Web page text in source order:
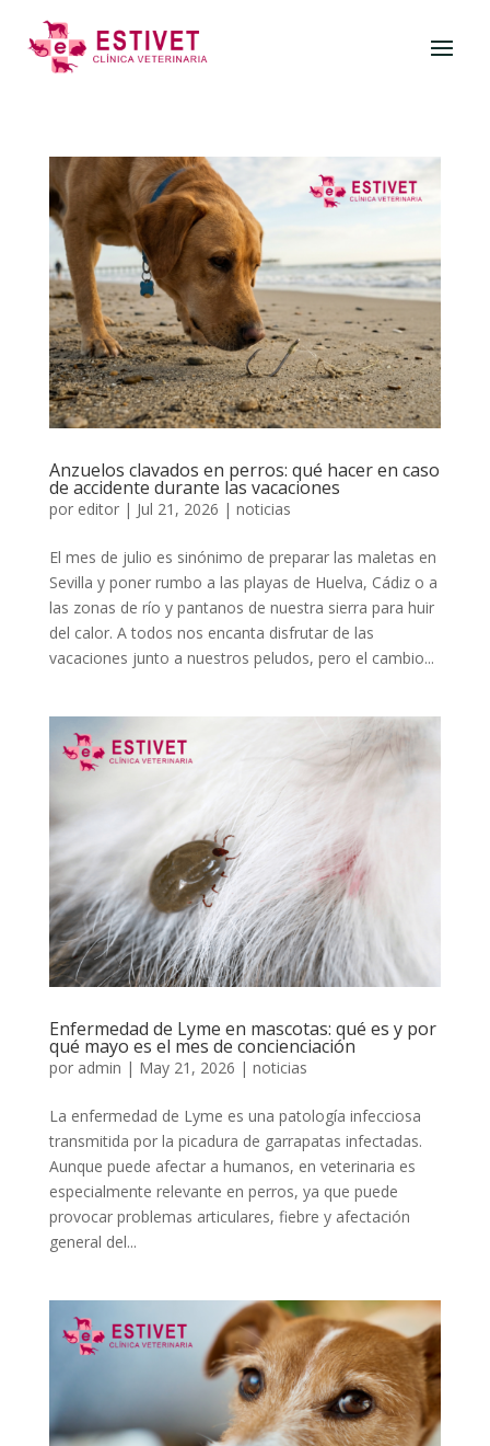
Anzuelos clavados en perros: qué hacer en caso
de accidente durante las vacaciones
por editor| Jul 21, 2026 | noticias
El mes de julio es sinónimo de preparar las maletas en
Sevilla y poner rumbo a las playas de Huelva, Cádiz o a
las zonas de río y pantanos de nuestra sierra para huir
del calor. A todos nos encanta disfrutar de las
vacaciones junto a nuestros peludos, pero el cambio...
Enfermedad de Lyme en mascotas: qué es y por
qué mayo es el mes de concienciación
por admin | May 21, 2026 | noticias
La enfermedad de Lyme es una patología infecciosa
transmitida por la picadura de garrapatas infectadas.
Aunque puede afectar a humanos, en veterinaria es
especialmente relevante en perros, ya que puede
provocar problemas articulares, fiebre y afectación
general del...